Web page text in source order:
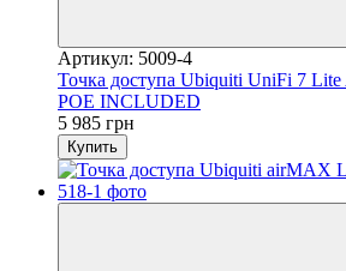
Артикул: 5009-4
Точка доступa Ubiquiti UniFi 7
POE INCLUDED
5 985 грн
Купить